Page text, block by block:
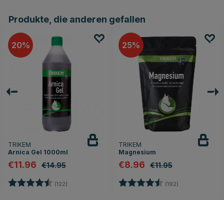
Produkte, die anderen gefallen
20
TRIKEM
Arnica Gel 1000ml
€11.96 €14.95
Bewertung: (122) 4.8 von 5 Sternen
25
TRIKEM
Magnesium
€8.96 €11.95
Bewertung: (192)